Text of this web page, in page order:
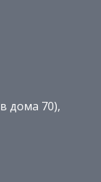
дома 70),